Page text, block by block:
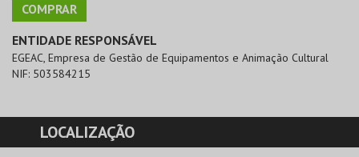
COMPRAR
ENTIDADE RESPONSÁVEL
EGEAC, Empresa de Gestão de Equipamentos e Animação Cultural
NIF: 503584215
LOCALIZAÇÃO